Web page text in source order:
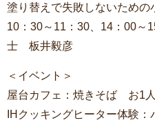
塗り替えで失敗しないための
10：30～11：30、14：00
士 板井毅彦
＜イベント＞
屋台カフェ：焼きそば お1
IHクッキングヒーター体験